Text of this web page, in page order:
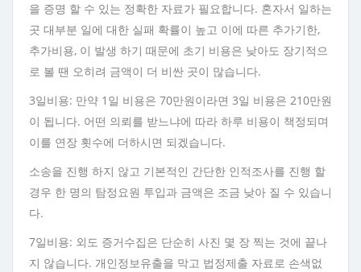
을 증명 할 수 있는 정확한 자료가 필요합니다. 혼자서 일하는
곳 대부분 일에 대한 실패 확률이 높고 이에 따른 추가기한,
추가비용, 이 발생 하기 때문에 초기 비용은 낮아도 장기적으
로 볼 땐 오히려 금액이 더 비싼 곳이 많습니다.
3일비용: 만약 1일 비용은 70만원이라면 3일 비용은 210만원
이 됩니다. 어떤 의뢰를 받느냐에 따라 하루 비용이 책정되며
이를 연장 횟수에 더하시면 되겠습니다.
소송을 진행 하지 않고 기본적인 간단한 인적조사를 진행 할
경우 한 명의 탐정요원 투입과 금액은 조금 낮아 질 수 있습니
다.
7일비용: 외도 증거수집은 단순히 사진 몇 장 찍는 것에 끝나
지 않습니다. 개인정보유출을 막고 법정제출 자료로 손색없